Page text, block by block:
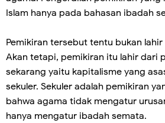
Islam hanya pada bahasan ibadah
Pemikiran tersebut tentu bukan
Akan tetapi, pemikiran itu lahir dari
sekarang yaitu kapitalisme yang
sekuler. Sekuler adalah pemikiran
bahwa agama tidak mengatur
hanya mengatur ibadah semata.